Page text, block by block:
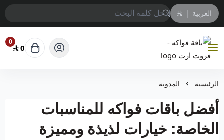
العربية |
باقة فواكه - فروت ارت
0
0
الرئيسية المدونة
أفضل باقات فواكه للمناسبات
الخاصة: خيارات لذيذة ومميزة